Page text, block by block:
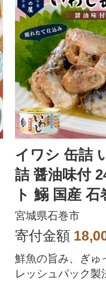
イワシ 缶詰
詰 醤油味付
ト 鰯 国産
ま 常温 非常
存
宮城県石巻市
寄付金額
鮮魚の旨み、ぎゅ
レッシュパック製